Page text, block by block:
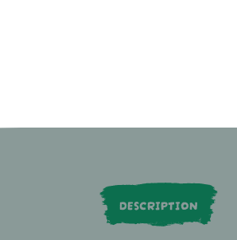
DESCRIPTION